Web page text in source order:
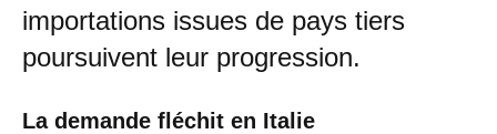
importations issues de pays tiers
poursuivent leur progression.
La demande fléchit en Italie